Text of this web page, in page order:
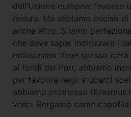
dell’Unione europea: favorire
misura. Ma abbiamo deciso
anche altro. Stiamo
che deve saper indirizzare i
entusiasmo dove spesso
ai fondi del Pnrr, abbiamo
per favorire negli studenti
abbiamo promosso
vede Bergamo come